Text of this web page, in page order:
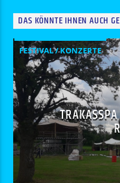
DAS KÖNNTE IHNEN AUCH
FESTIVAL / KONZERTE